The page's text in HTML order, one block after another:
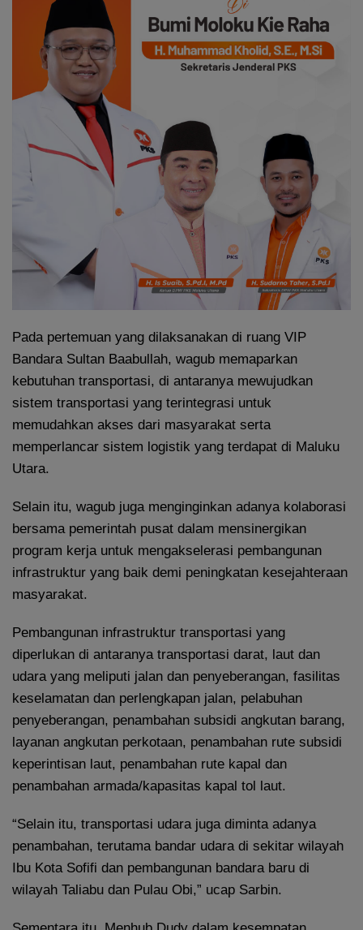
Pada pertemuan yang dilaksanakan di ruang VIP
Bandara Sultan Baabullah, wagub memaparkan
kebutuhan transportasi, di antaranya mewujudkan
sistem transportasi yang terintegrasi untuk
memudahkan akses dari masyarakat serta
memperlancar sistem logistik yang terdapat di Maluku
Utara.
Selain itu, wagub juga menginginkan adanya kolaborasi
bersama pemerintah pusat dalam mensinergikan
program kerja untuk mengakselerasi pembangunan
infrastruktur yang baik demi peningkatan kesejahteraan
masyarakat.
Pembangunan infrastruktur transportasi yang
diperlukan di antaranya transportasi darat, laut dan
udara yang meliputi jalan dan penyeberangan, fasilitas
keselamatan dan perlengkapan jalan, pelabuhan
penyeberangan, penambahan subsidi angkutan barang,
layanan angkutan perkotaan, penambahan rute subsidi
keperintisan laut, penambahan rute kapal dan
penambahan armada/kapasitas kapal tol laut.
“Selain itu, transportasi udara juga diminta adanya
penambahan, terutama bandar udara di sekitar wilayah
Ibu Kota Sofifi dan pembangunan bandara baru di
wilayah Taliabu dan Pulau Obi,” ucap Sarbin.